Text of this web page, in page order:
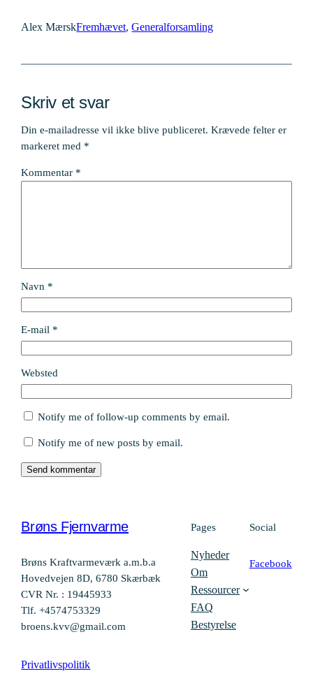
Alex MærskFremhævet, Generalforsamling
Skriv et svar
Din e-mailadresse vil ikke blive publiceret. Krævede felter er
markeret med *
Kommentar *
Navn *
E-mail *
Websted
Notify me of follow-up comments by email.
Notify me of new posts by email.
Brøns Fjernvarme
Brøns Kraftvarmeværk a.m.b.a
Hovedvejen 8D, 6780 Skærbæk
CVR Nr. : 19445933
Tlf. +4574753329
broens.kvv@gmail.com
Privatlivspolitik
Pages
Nyheder
Om
Ressourcer
FAQ
Bestyrelse
Social
Facebook